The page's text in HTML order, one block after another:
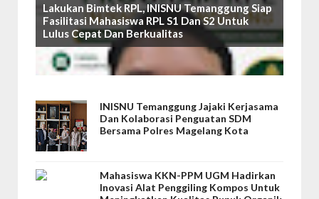
Lakukan Bimtek RPL, INISNU Temanggung Siap
Fasilitasi Mahasiswa RPL S1 Dan S2 Untuk
Lulus Cepat Dan Berkualitas
INISNU Temanggung Jajaki Kerjasama
Dan Kolaborasi Penguatan SDM
Bersama Polres Magelang Kota
Mahasiswa KKN-PPM UGM Hadirkan
Inovasi Alat Penggiling Kompos Untuk